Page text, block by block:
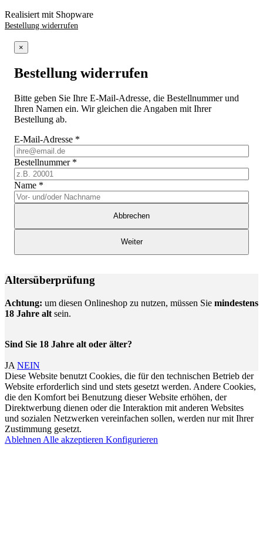
Realisiert mit Shopware
Bestellung widerrufen
×
Bestellung widerrufen
Bitte geben Sie Ihre E-Mail-Adresse, die Bestellnummer und
Ihren Namen ein. Wir gleichen die Angaben mit Ihrer
Bestellung ab.
E-Mail-Adresse *
Bestellnummer *
Name *
Abbrechen
Weiter
Altersüberprüfung
Achtung: um diesen Onlineshop zu nutzen, müssen Sie mindestens
18 Jahre alt sein.
Sind Sie 18 Jahre alt oder älter?
JA NEIN
Diese Website benutzt Cookies, die für den technischen Betrieb der
Website erforderlich sind und stets gesetzt werden. Andere Cookies,
die den Komfort bei Benutzung dieser Website erhöhen, der
Direktwerbung dienen oder die Interaktion mit anderen Websites
und sozialen Netzwerken vereinfachen sollen, werden nur mit Ihrer
Zustimmung gesetzt.
Ablehnen Alle akzeptieren Konfigurieren